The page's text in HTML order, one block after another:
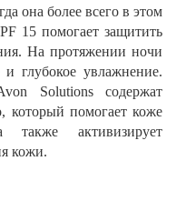
она более всего в этом
15 помогает защитить
На протяжении ночи
и глубокое увлажнение.
Solutіons содержат
который помогает коже
активизирует
кожи.